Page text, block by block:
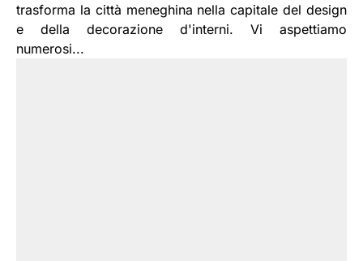
trasforma la città meneghina nella capitale del design
e della decorazione d'interni. Vi aspettiamo
numerosi...